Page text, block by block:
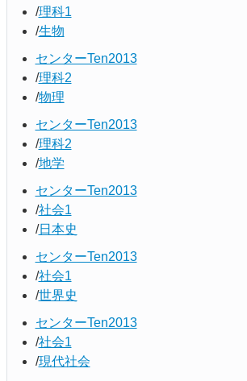
理科1
生物
センターTen2013
理科2
物理
センターTen2013
理科2
地学
センターTen2013
社会1
日本史
センターTen2013
社会1
世界史
センターTen2013
社会1
現代社会